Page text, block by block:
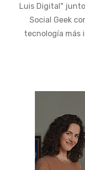
Luis Digital"
Social Geek
tecnología más